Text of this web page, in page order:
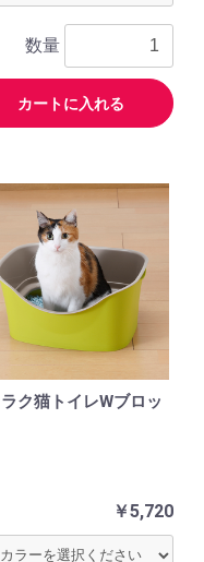
数量
カートに入れる
ク猫トイレWブロッ
￥5,720